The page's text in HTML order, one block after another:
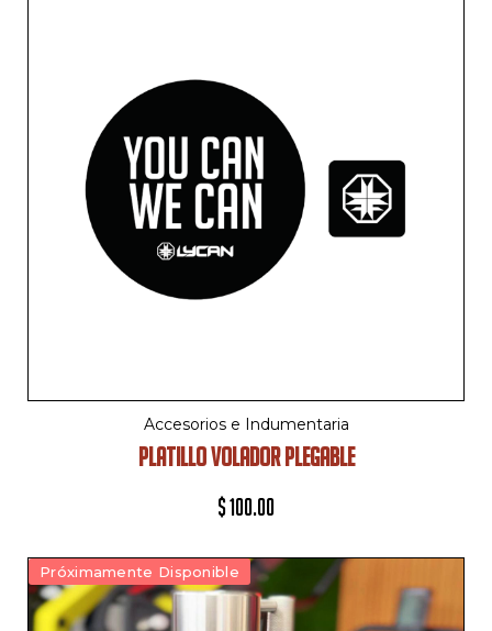
Accesorios e Indumentaria
PLATILLO VOLADOR PLEGABLE
$100.00
Próximamente Disponible